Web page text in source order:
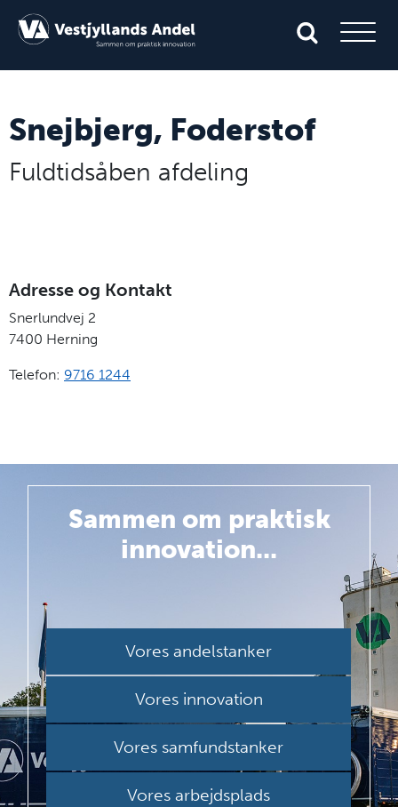
Snejbjerg, Foderstof
Fuldtidsåben afdeling
Adresse og Kontakt
Snerlundvej 2
7400 Herning
Telefon: 9716 1244
Sammen om praktisk
innovation...
Vores andelstanker
Vores innovation
Vores samfundstanker
Vores arbejdsplads